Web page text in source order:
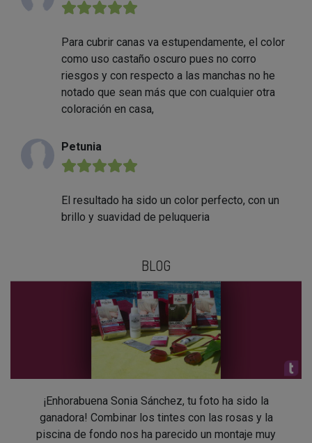
★★★★★
Para cubrir canas va estupendamente, el color
como uso castaño oscuro pues no corro
riesgos y con respecto a las manchas no he
notado que sean más que con cualquier otra
coloración en casa,
Petunia
★★★★★
El resultado ha sido un color perfecto, con un
brillo y suavidad de peluqueria
BLOG
¡Enhorabuena Sonia Sánchez, tu foto ha sido la
ganadora! Combinar los tintes con las rosas y la
piscina de fondo nos ha parecido un montaje muy